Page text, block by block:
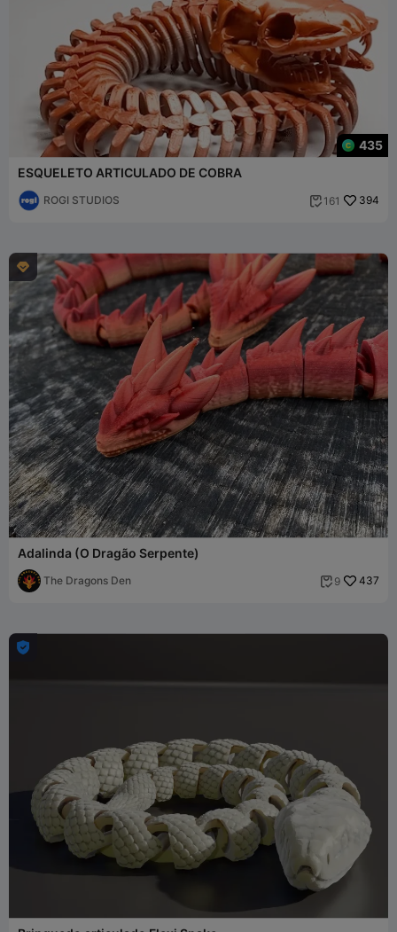
435
ESQUELETO ARTICULADO DE COBRA
ROGI STUDIOS  161 394

Adalinda (O Dragão Serpente)
The Dragons Den  9 437
